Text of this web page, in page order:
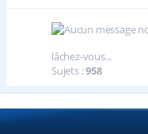
lâchez-vous...
Sujets :958